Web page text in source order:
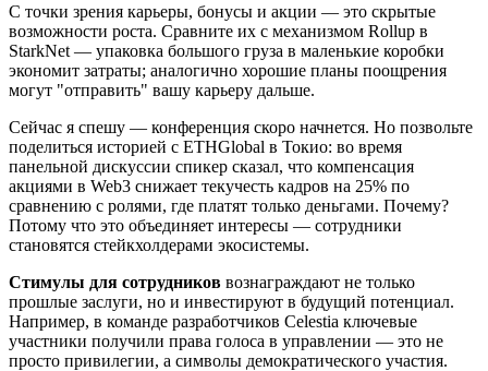
С точки зрения карьеры, бонусы и акции — это скрытые
возможности роста. Сравните их с механизмом Rollup в
StarkNet — упаковка большого груза в маленькие коробки
экономит затраты; аналогично хорошие планы поощрения
могут "отправить" вашу карьеру дальше.
Сейчас я спешу — конференция скоро начнется. Но позвольте
поделиться историей с ETHGlobal в Токио: во время
панельной дискуссии спикер сказал, что компенсация
акциями в Web3 снижает текучесть кадров на 25% по
сравнению с ролями, где платят только деньгами. Почему?
Потому что это объединяет интересы — сотрудники
становятся стейкхолдерами экосистемы.
Стимулы для сотрудников вознаграждают не только
прошлые заслуги, но и инвестируют в будущий потенциал.
Например, в команде разработчиков Celestia ключевые
участники получили права голоса в управлении — это не
просто привилегии, а символы демократического участия.